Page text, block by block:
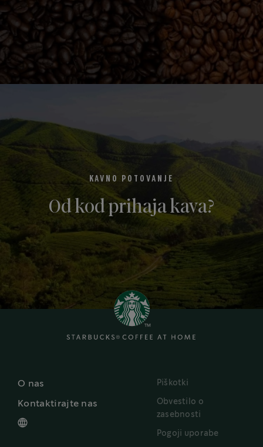
KAVNO POTOVANJE
Od kod prihaja kava?
O nas
Kontaktirajte nas
Piškotki
Obvestilo o
zasebnosti
Pogoji uporabe